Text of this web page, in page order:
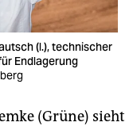
(l.), technischer
Endlagerung
(Grüne) sieht